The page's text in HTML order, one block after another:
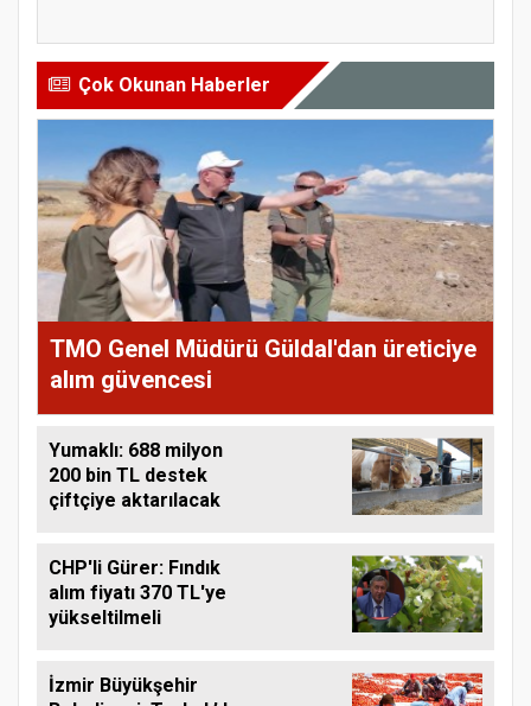
Çok Okunan Haberler
TMO Genel Müdürü Güldal'dan üreticiye
alım güvencesi
Yumaklı: 688 milyon
200 bin TL destek
çiftçiye aktarılacak
CHP'li Gürer: Fındık
alım fiyatı 370 TL'ye
yükseltilmeli
İzmir Büyükşehir